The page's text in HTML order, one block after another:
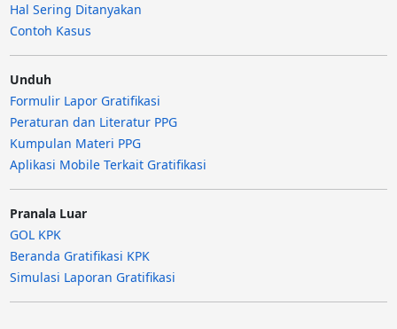
Hal Sering Ditanyakan
Contoh Kasus
Unduh
Formulir Lapor Gratifikasi
Peraturan dan Literatur PPG
Kumpulan Materi PPG
Aplikasi Mobile Terkait Gratifikasi
Pranala Luar
GOL KPK
Beranda Gratifikasi KPK
Simulasi Laporan Gratifikasi